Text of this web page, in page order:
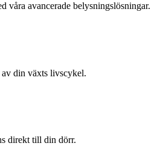
våra avancerade belysningslösningar.
din växts livscykel.
direkt till din dörr.